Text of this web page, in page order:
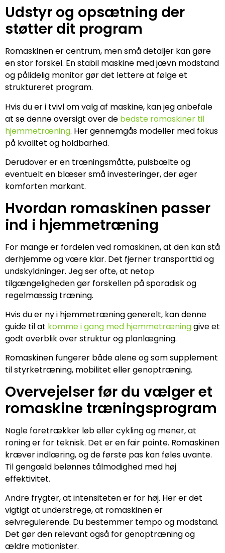
Udstyr og opsætning der
støtter dit program
Romaskinen er centrum, men små detaljer kan gøre
en stor forskel. En stabil maskine med jævn modstand
og pålidelig monitor gør det lettere at følge et
struktureret program.
Hvis du er i tvivl om valg af maskine, kan jeg anbefale
at se denne oversigt over de bedste romaskiner til
hjemmetræning. Her gennemgås modeller med fokus
på kvalitet og holdbarhed.
Derudover er en træningsmåtte, pulsbælte og
eventuelt en blæser små investeringer, der øger
komforten markant.
Hvordan romaskinen passer
ind i hjemmetræning
For mange er fordelen ved romaskinen, at den kan stå
derhjemme og være klar. Det fjerner transporttid og
undskyldninger. Jeg ser ofte, at netop
tilgængeligheden gør forskellen på sporadisk og
regelmæssig træning.
Hvis du er ny i hjemmetræning generelt, kan denne
guide til at komme i gang med hjemmetræninggive et
godt overblik over struktur og planlægning.
Romaskinen fungerer både alene og som supplement
til styrketræning, mobilitet eller genoptræning.
Overvejelser før du vælger et
romaskine træningsprogram
Nogle foretrækker løb eller cykling og mener, at
roning er for teknisk. Det er en fair pointe. Romaskinen
kræver indlæring, og de første pas kan føles uvante.
Til gengæld belønnes tålmodighed med høj
effektivitet.
Andre frygter, at intensiteten er for høj. Her er det
vigtigt at understrege, at romaskinen er
selvregulerende. Du bestemmer tempo og modstand.
Det gør den relevant også for genoptræning og
ældre motionister.